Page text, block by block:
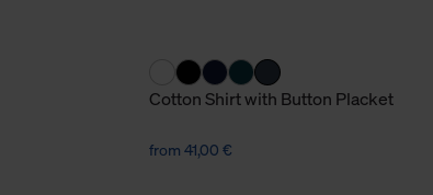
Cotton Shirt with Button Placket
from 41,00 €